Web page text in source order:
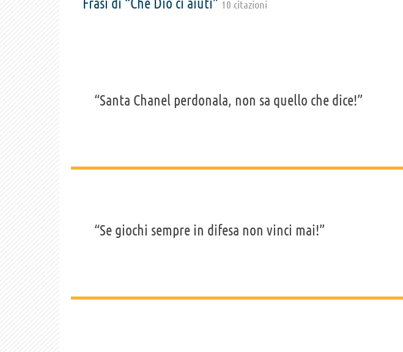
Frasi di “Che Dio ci aiuti” 10 citazioni
“Santa Chanel perdonala, non sa quello che dice!”
“Se giochi sempre in difesa non vinci mai!”